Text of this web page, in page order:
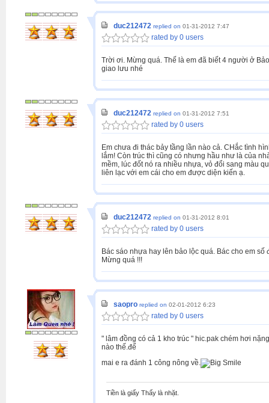
duc212472 replied on 01-31-2012 7:47
rated by 0 users
Trời ơi. Mừng quá. Thế là em đã biết 4 người ở
giao lưu nhé
duc212472 replied on 01-31-2012 7:51
rated by 0 users
Em chưa đi thác bảy tầng lần nào cả. CHắc tình
lắm! Còn trúc thì cũng có nhưng hầu như là của
mềm, lúc đốt nó ra nhiều nhựa, vỏ đổi sang màu
liên lạc với em cái cho em được diện kiến ạ.
duc212472 replied on 01-31-2012 8:01
rated by 0 users
Bác sáo nhựa hay lên bảo lộc quá. Bác cho em
Mừng quá !!!
saopro replied on 02-01-2012 6:23
rated by 0 users
" lâm đồng có cả 1 kho trúc " hic.pak chém hơi
nào thế.để
mai e ra đánh 1 công nông về.
Tiền là giấy Thấy là nhặt.